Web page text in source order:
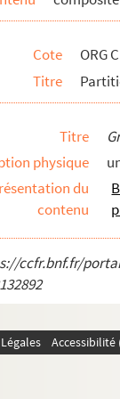
de Maillé,
de Maire,
de Mame,
de Mancini,
de
de
de Manuel,
de Maquis,
de Marbot,
de Margis,
de Marietti,
de Marinier,
Cote
ORG
Titre
Titre
physique
du
contenu
ccfr.bnf.fr/